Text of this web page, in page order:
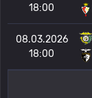
18:00
08.03.2026
18:00